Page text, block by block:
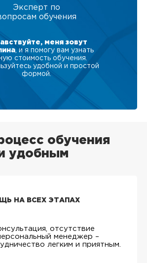
Эксперт по
обучения
меня зовут
, и я помогу вам узнать
стоимость обучения.
удобной и простой
формой.
обучения
удобным
НА ВСЕХ ЭТАПАХ
отсутствие
менеджер –
легким и приятным.